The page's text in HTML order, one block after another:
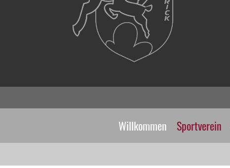
Willkommen Sportverein